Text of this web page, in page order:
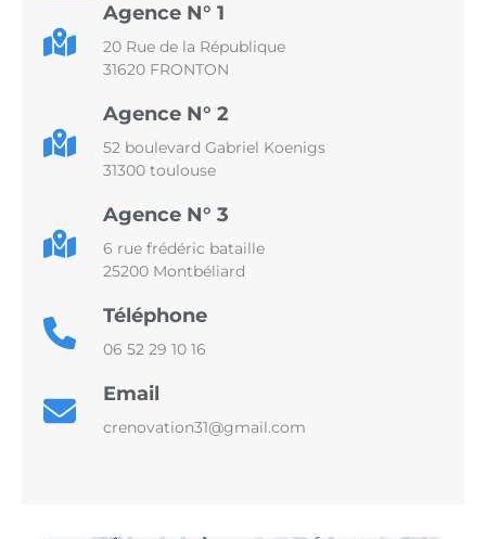
Agence N° 1
20 Rue de la République
31620 FRONTON
Agence N° 2
52 boulevard Gabriel Koenigs
31300 toulouse
Agence N° 3
6 rue frédéric bataille
25200 Montbéliard
Téléphone
06 52 29 10 16
Email
crenovation31@gmail.com